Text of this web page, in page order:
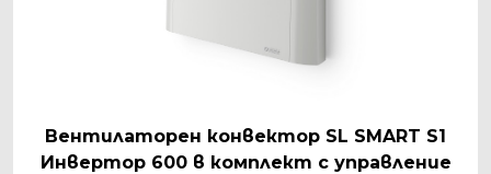
Вентилаторен конвектор SL SMART S1
Инвертор 600 в комплект с управление